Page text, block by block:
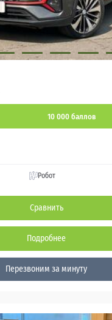
10 000 баллов
Робот
Сравнить
Подробнее
Перезвоним за минуту